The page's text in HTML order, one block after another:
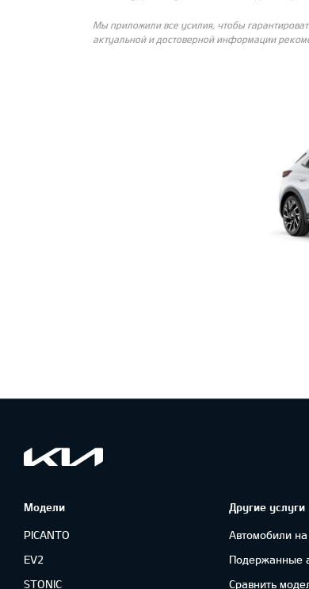
Мы приложили все усилия, чтобы
актуальной и достоверной информации
Модели
PICANTO
EV2
STONIC
Другие услуги
Автомобили
Подержанные
Сравнить